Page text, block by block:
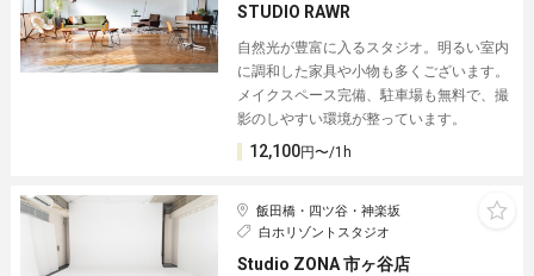
STUDIO RAWR
自然光が豊富に入るスタジオ。明るい室内
に調和した家具や小物も多くございます。
メイクスペース完備、駐車場も無料で、撮
影のしやすい環境が整っています。
12,100円〜/1h
飯田橋・四ツ谷・神楽坂
白ホリゾントスタジオ
Studio ZONA 市ヶ谷店